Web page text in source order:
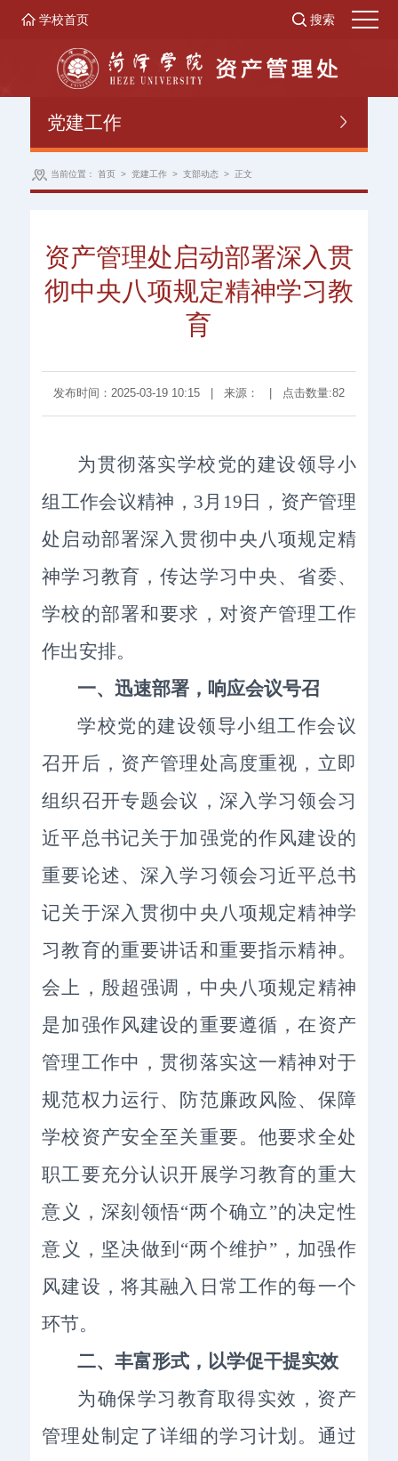
学校首页 搜索
党建工作
当前位置： 首页 >党建工作 >支部动态 > 正文
资产管理处启动部署深入贯
彻中央八项规定精神学习教
育
发布时间：2025-03-19 10:15| 来源： 点击数量:82
为贯彻落实学校党的建设领导小
组工作会议精神，3月19日，资产管理
处启动部署深入贯彻中央八项规定精
神学习教育，传达学习中央、省委、
学校的部署和要求，对资产管理工作
作出安排。
一、迅速部署，响应会议号召
学校党的建设领导小组工作会议
召开后，资产管理处高度重视，立即
组织召开专题会议，深入学习领会习
近平总书记关于加强党的作风建设的
重要论述、深入学习领会习近平总书
记关于深入贯彻中央八项规定精神学
习教育的重要讲话和重要指示精神。
会上，殷超强调，中央八项规定精神
是加强作风建设的重要遵循，在资产
管理工作中，贯彻落实这一精神对于
规范权力运行、防范廉政风险、保障
学校资产安全至关重要。他要求全处
职工要充分认识开展学习教育的重大
意义，深刻领悟“两个确立”的决定性
意义，坚决做到“两个维护”，加强作
风建设，将其融入日常工作的每一个
环节。
二、丰富形式， 以学促干提实效
为确保学习教育取得实效，资产
管理处制定了详细的学习计划。通过